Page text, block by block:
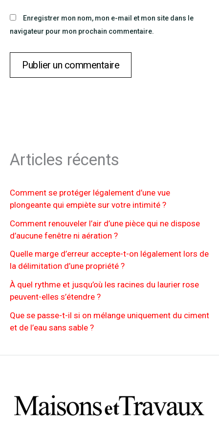
Enregistrer mon nom, mon e-mail et mon site dans le
navigateur pour mon prochain commentaire.
Articles récents
Comment se protéger légalement d’une vue
plongeante qui empiète sur votre intimité ?
Comment renouveler l’air d’une pièce qui ne dispose
d’aucune fenêtre ni aération ?
Quelle marge d’erreur accepte-t-on légalement lors de
la délimitation d’une propriété ?
À quel rythme et jusqu’où les racines du laurier rose
peuvent-elles s’étendre ?
Que se passe-t-il si on mélange uniquement du ciment
et de l’eau sans sable ?